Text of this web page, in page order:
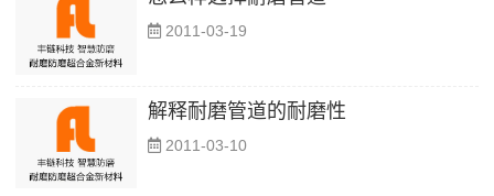
2011-03-19
解释耐磨管道的耐磨性
2011-03-10